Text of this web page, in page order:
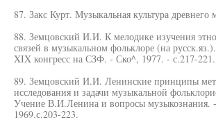
87. Закс Курт. Музыкальная культура
88. Земцовский И.И. К мелодике изучения
связей в музыкальном фольклоре (на
XIX конгресс на СЗФ. - Ско^, 1977. - с.217-221.
89. Земцовский И.И. Ленинские принципы
исследования и задачи музыкальной
Учение В.И.Ленина и вопросы
1969.с.203-223.